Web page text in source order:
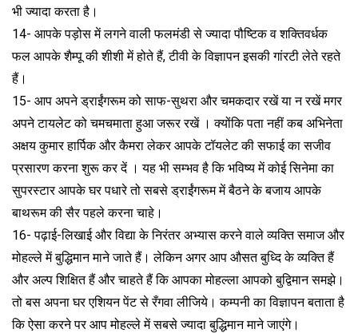
भी ज्यादा करता है।
14- आपके पड़ोस में लगने वाली फलमंडी से ज्यादा पौष्टिक व शक्तिवर्धक
फल आपके शैम्पू की शीशी में होते हैं, टीवी के विज्ञापन इसकी गांरटी लेते रहते
हैं।
15- आप अपने ड्राईंगरूम को साफ-सुथरा और चमकदार रखें या न रखें मगर
अपने टायलेट को चमचमाता हुआ जरूर रखें । क्योंकि पता नहीं कब अभिनेता
अक्षय कुमार हार्पिक और कैमरा लेकर आपके टॉयलेट की सफाई का सजीव
प्रसारण करना शुरू कर दें । यह भी सम्भव है कि भविष्य में कोई सिनेमा का
सुपरस्टार आपके घर पधारे तो सबसे ड्राईंगरूम में बैठने के बजाय आपके
बाथरूम की सैर पहले करना चाहे।
16- पढ़ाई-लिखाई और विद्या के निरंतर अभ्यास करने वाले व्यक्ति समाज और
मोहल्ले में बुद्धिमान माने जाते हैं। लेकिन अगर आप औसत बुध्दि के व्यक्ति हैं
और अल्प शिक्षित हैं और चाहते हैं कि आपका मोहल्ला आपको बुद्विमान समझे।
तो बस अपना घर एशियन पेंट से रँगवा लीजिये। कम्पनी का विज्ञापन बताता है
कि ऐसा करने पर आप मोहल्ले में सबसे ज्यादा बुद्धिमान माने जाएंगे।